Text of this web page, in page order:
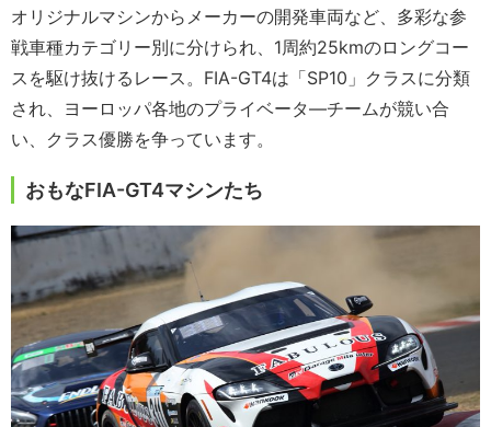
オリジナルマシンからメーカーの開発車両など、多彩な参
戦車種カテゴリー別に分けられ、1周約25kmのロングコー
スを駆け抜けるレース。FIA-GT4は「SP10」クラスに分類
され、ヨーロッパ各地のプライベータ―チームが競い合
い、クラス優勝を争っています。
おもなFIA-GT4マシンたち